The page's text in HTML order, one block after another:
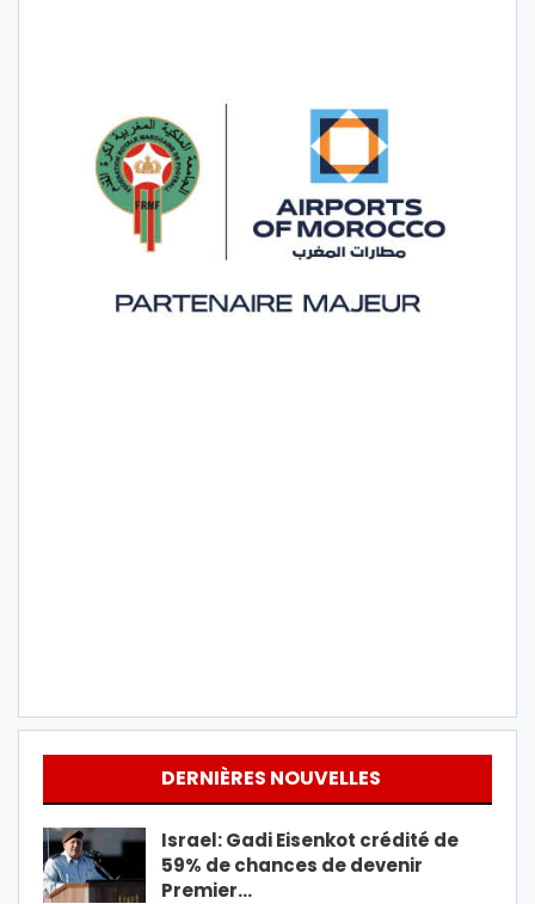
DERNIÈRES NOUVELLES
Israel: Gadi Eisenkot crédité de
59% de chances de devenir
Premier…